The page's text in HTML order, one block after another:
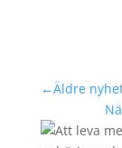
←Äldre